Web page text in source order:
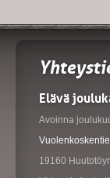
Elävä
Avoinna
19160